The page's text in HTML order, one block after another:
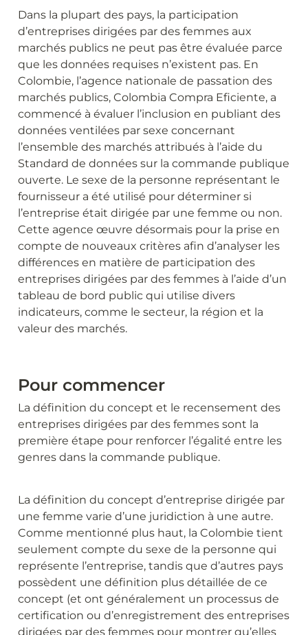
Dans la plupart des pays, la participation
d’entreprises dirigées par des femmes aux
marchés publics ne peut pas être évaluée parce
que les données requises n’existent pas. En
Colombie, l’agence nationale de passation des
marchés publics, Colombia Compra Eficiente, a
commencé à évaluer l’inclusion en publiant des
données ventilées par sexe concernant
l’ensemble des marchés attribués à l’aide du
Standard de données sur la commande publique
ouverte. Le sexe de la personne représentant le
fournisseur a été utilisé pour déterminer si
l’entreprise était dirigée par une femme ou non.
Cette agence œuvre désormais pour la prise en
compte de nouveaux critères afin d’analyser les
différences en matière de participation des
entreprises dirigées par des femmes à l’aide d’un
tableau de bord public qui utilise divers
indicateurs, comme le secteur, la région et la
valeur des marchés.
Pour commencer
La définition du concept et le recensement des
entreprises dirigées par des femmes sont la
première étape pour renforcer l’égalité entre les
genres dans la commande publique.
La définition du concept d’entreprise dirigée par
une femme varie d’une juridiction à une autre.
Comme mentionné plus haut, la Colombie tient
seulement compte du sexe de la personne qui
représente l’entreprise, tandis que d’autres pays
possèdent une définition plus détaillée de ce
concept (et ont généralement un processus de
certification ou d’enregistrement des entreprises
dirigées par des femmes pour montrer qu’elles